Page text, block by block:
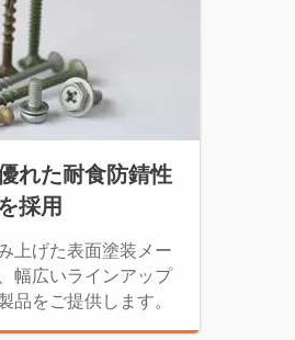
れた耐食防錆性
採用
上げた表面塗装メー
幅広いラインアップ
品をご提供します。